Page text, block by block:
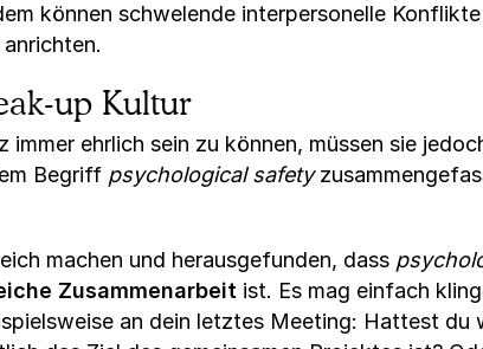
können schwelende interpersonelle
up Kultur
ehrlich sein zu können, müssen sie
Begriff psychological safety
machen und herausgefunden, dass
Zusammenarbeit ist. Es mag einfach
an dein letztes Meeting: Hattest du